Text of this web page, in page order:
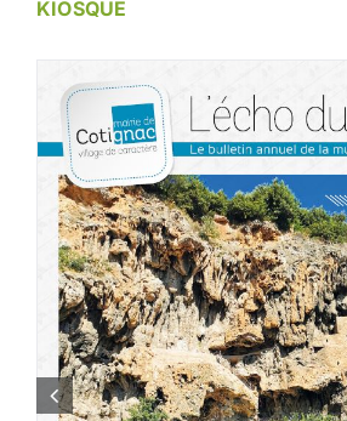
KIOSQUE